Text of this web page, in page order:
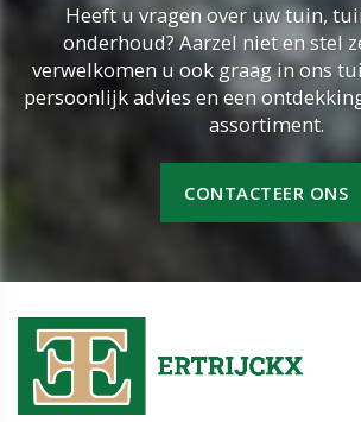
Heeft u vragen over uw tuin,
onderhoud? Aarzel niet en stel
verwelkomen u ook graag in ons
persoonlijk advies en een
assortiment.
CONTACTEER ONS